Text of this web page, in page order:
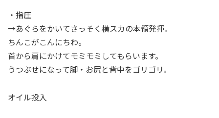
・指圧
→あぐらをかいてさっそく横スカの本領発揮。
ちんこがこんにちわ。
首から肩にかけてモミモミしてもらいます。
うつぶせになって脚・お尻と背中をゴリゴリ。
オイル投入